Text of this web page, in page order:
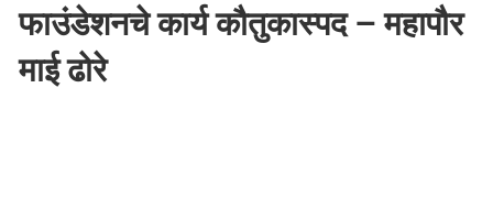
फाउंडेशनचे कार्य कौतुकास्पद – महापौर
माई ढोरे